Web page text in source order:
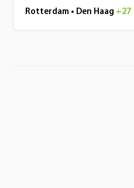
Rotterdam • Den Haag +27